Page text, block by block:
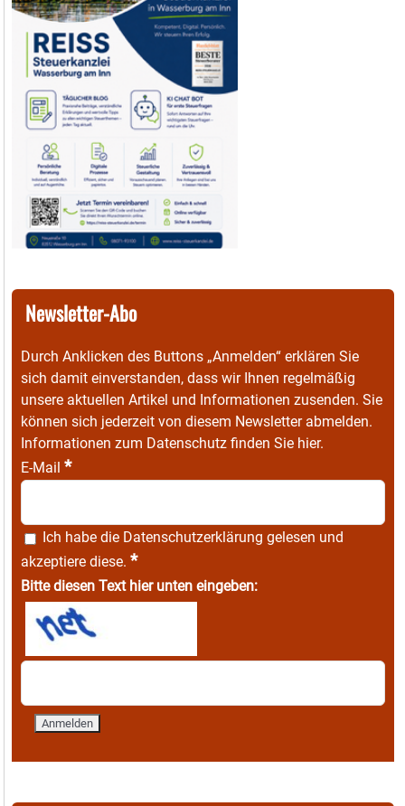
Newsletter-Abo
Durch Anklicken des Buttons „Anmelden“ erklären Sie
sich damit einverstanden, dass wir Ihnen regelmäßig
unsere aktuellen Artikel und Informationen zusenden. Sie
können sich jederzeit von diesem Newsletter abmelden.
Informationen zum Datenschutz finden Sie hier.
E-Mail *
Ich habe die Datenschutzerklärung gelesen und
akzeptiere diese. *
Bitte diesen Text hier unten eingeben: